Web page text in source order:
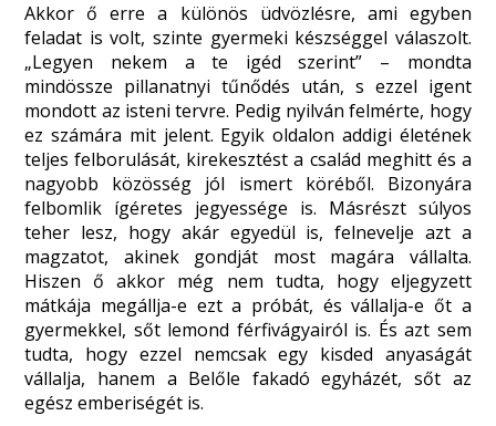
Akkor ő erre a különös üdvözlésre, ami egyben
feladat is volt, szinte gyermeki készséggel válaszolt.
„Legyen nekem a te igéd szerint” – mondta
mindössze pillanatnyi tűnődés után, s ezzel igent
mondott az isteni tervre. Pedig nyilván felmérte, hogy
ez számára mit jelent. Egyik oldalon addigi életének
teljes felborulását, kirekesztést a család meghitt és a
nagyobb közösség jól ismert köréből. Bizonyára
felbomlik ígéretes jegyessége is. Másrészt súlyos
teher lesz, hogy akár egyedül is, felnevelje azt a
magzatot, akinek gondját most magára vállalta.
Hiszen ő akkor még nem tudta, hogy eljegyzett
mátkája megállja-e ezt a próbát, és vállalja-e őt a
gyermekkel, sőt lemond férfivágyairól is. És azt sem
tudta, hogy ezzel nemcsak egy kisded anyaságát
vállalja, hanem a Belőle fakadó egyházét, sőt az
egész emberiségét is.